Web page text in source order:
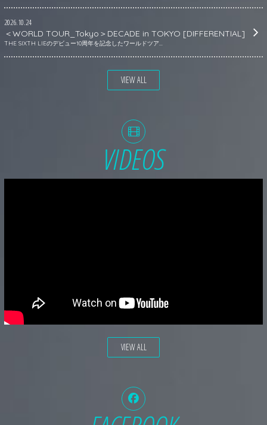
2026.10.24
＜WORLD TOUR_Tokyo＞DECADE in TOKYO [DIFFERENTIAL]
THE SIXTH LIEのデビュー10周年を記念したワールドツア...
VIEW ALL
VIDEOS
VIEW ALL